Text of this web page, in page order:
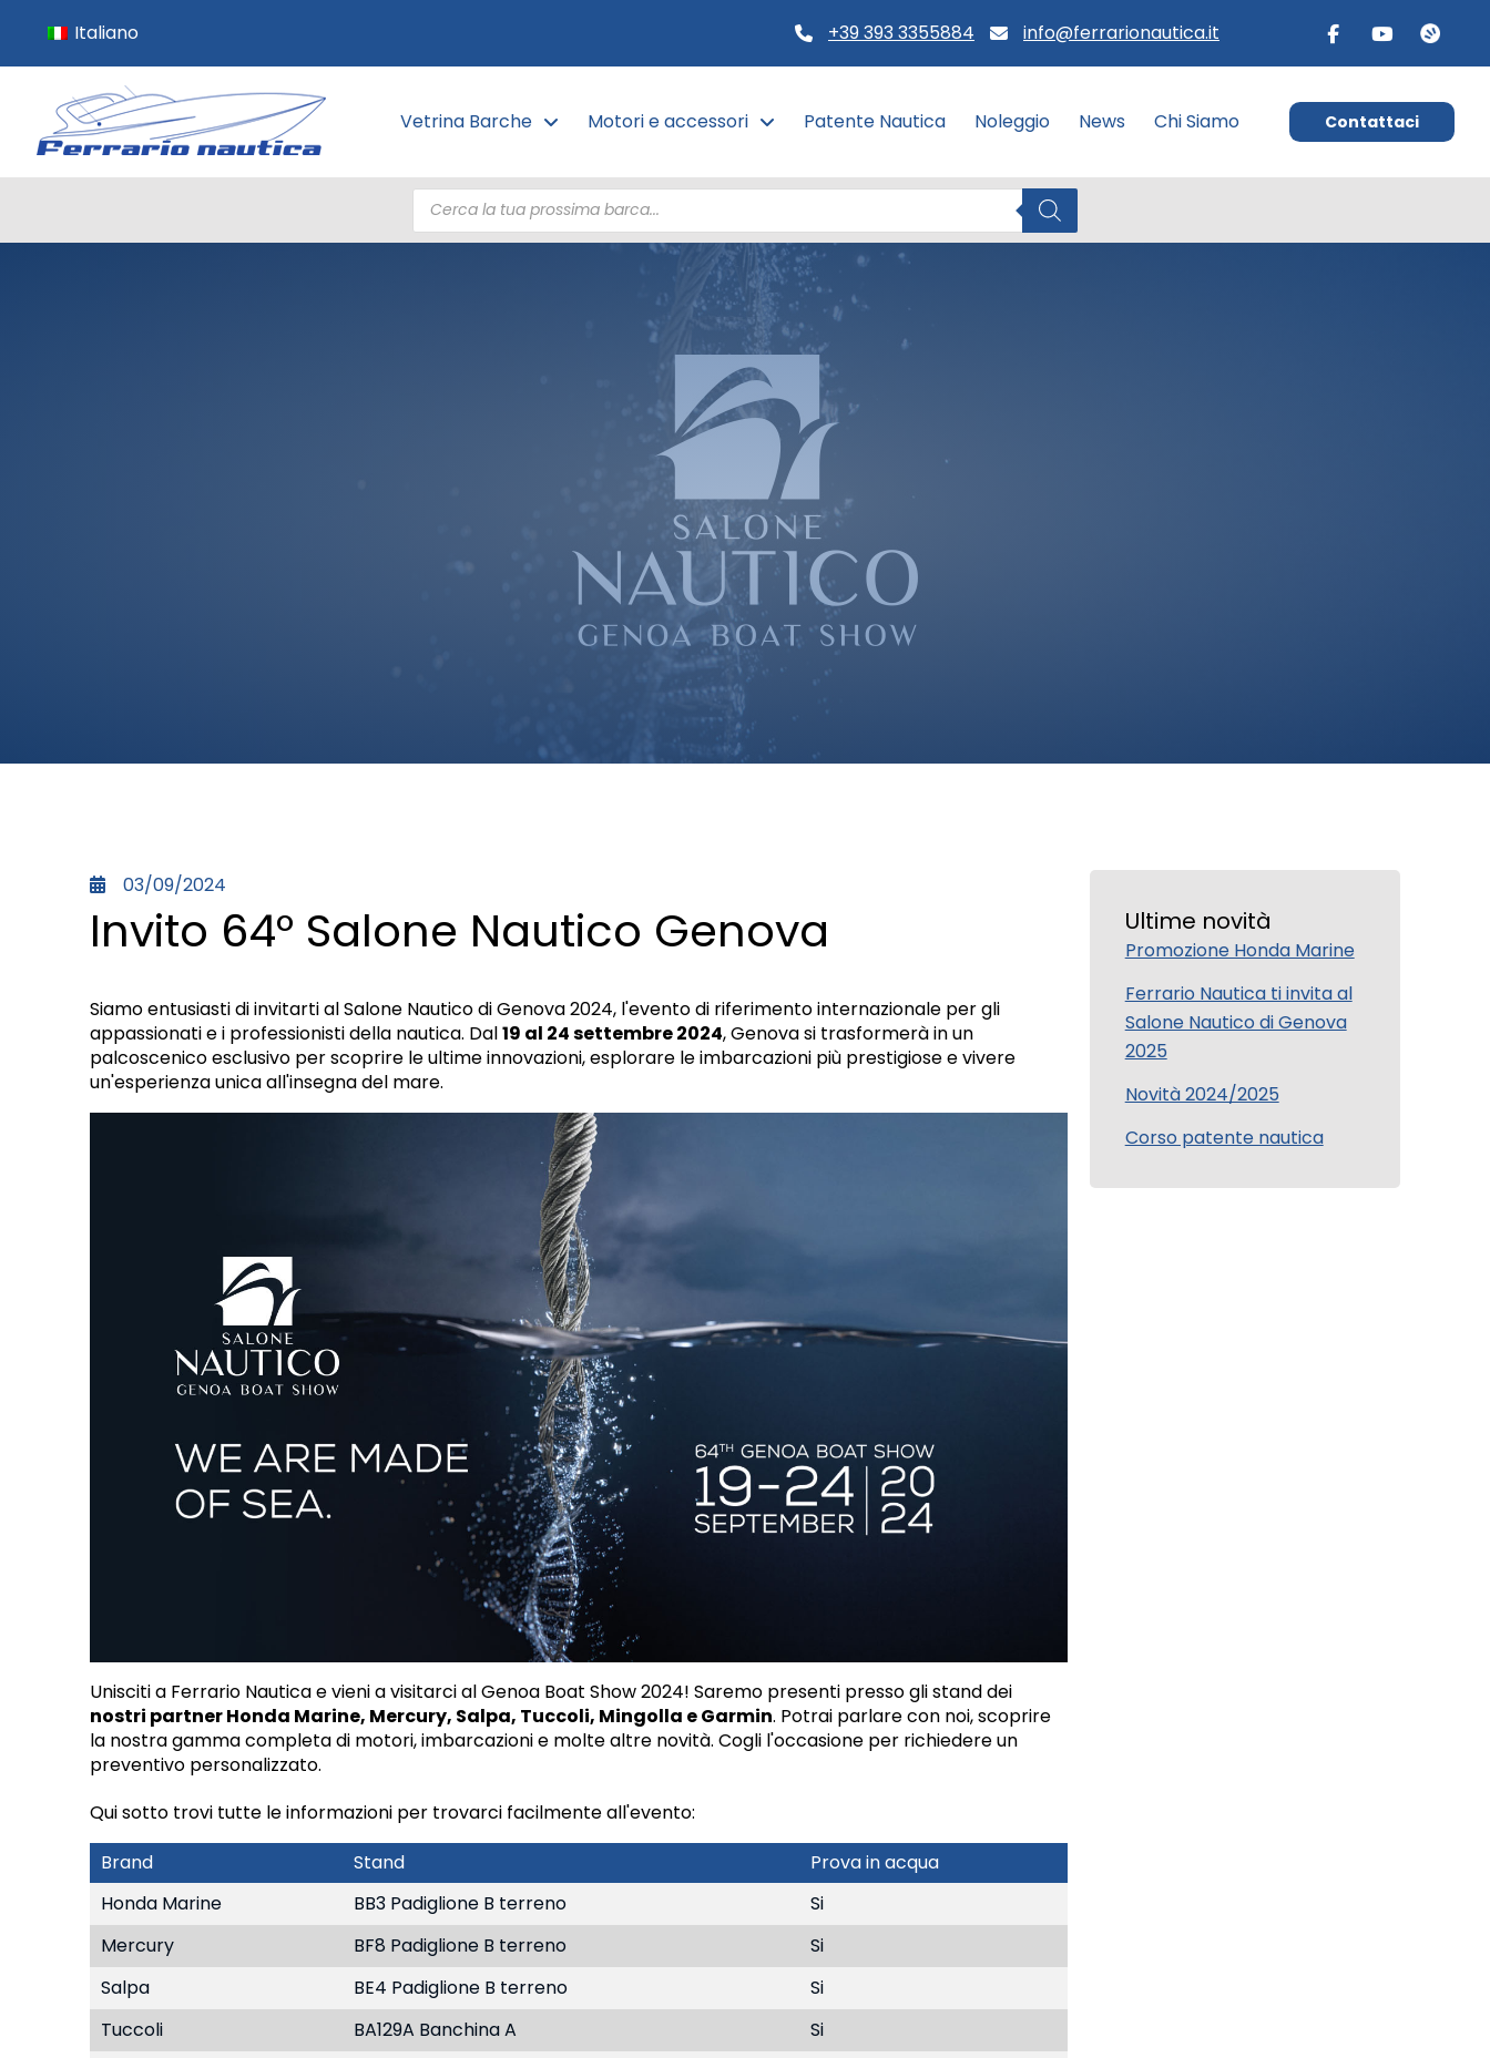
Italiano +39 393 3355884 info@ferrarionautica.it
Vetrina Barche Motori e accessori Patente Nautica Noleggio News Chi Siamo Contattaci
Products
search
03/09/2024
Invito 64° Salone Nautico Genova
Siamo entusiasti di invitarti al Salone Nautico di Genova 2024, l'evento di riferimento internazionale per gli
appassionati e i professionisti della nautica. Dal19 al 24 settembre 2024, Genova si trasformerà in un
palcoscenico esclusivo per scoprire le ultime innovazioni, esplorare le imbarcazioni più prestigiose e vivere
un'esperienza unica all'insegna del mare.
Unisciti a Ferrario Nautica e vieni a visitarci al Genoa Boat Show 2024! Saremo presenti presso gli stand dei
nostri partner Honda Marine, Mercury, Salpa, Tuccoli, Mingolla e Garmin. Potrai parlare con noi, scoprire
la nostra gamma completa di motori, imbarcazioni e molte altre novità. Cogli l'occasione per richiedere un
preventivo personalizzato.
Qui sotto trovi tutte le informazioni per trovarci facilmente all'evento:
Brand
Stand
Prova in acqua
Honda Marine
BB3 Padiglione B terreno
Si
Mercury
BF8 Padiglione B terreno
Si
Salpa
BE4 Padiglione B terreno
Si
Tuccoli
BA129A Banchina A
Si
Ultime novità
Promozione Honda Marine
Ferrario Nautica ti invita al
Salone Nautico di Genova
2025
Novità 2024/2025
Corso patente nautica